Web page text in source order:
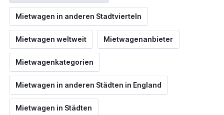
Mietwagen in anderen Stadtvierteln
Mietwagen weltweit Mietwagenanbieter
Mietwagenkategorien
Mietwagen in anderen Städten in England
Mietwagen in Städten